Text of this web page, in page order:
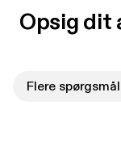
Opsig dit
Flere